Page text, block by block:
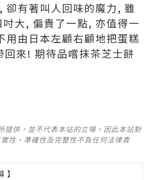
卻有著叫人回味的魔力, 雖
大, 偏貴了一點, 亦值得一
用由日本左顧右顧地把蛋糕
來! 期待品嚐抹茶芝士餅
提供，並不代表本站的立場。因此本站對
性、準確性及完整性不負任何法律責
】